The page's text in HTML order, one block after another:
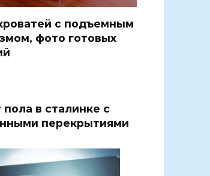
с подъемным
фото готовых
в сталинке с
перекрытиями